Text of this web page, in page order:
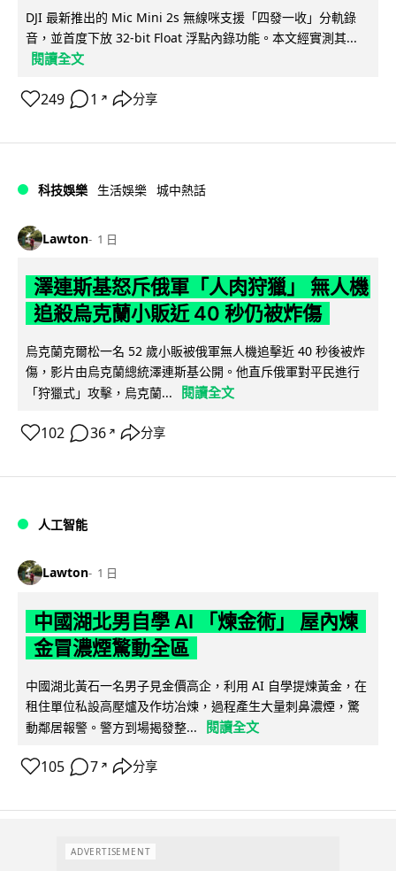
DJI 最新推出的 Mic Mini 2s 無線咪支援「四發一收」分軌錄
音，並首度下放 32-bit Float 浮點內錄功能。本文經實測其...
閱讀全文
249 1 ↗ 分享
科技娛樂 生活娛樂 城中熱話
Lawton 1 日
澤連斯基怒斥俄軍「人肉狩獵」 無人機
追殺烏克蘭小販近 40 秒仍被炸傷
烏克蘭克爾松一名 52 歲小販被俄軍無人機追擊近 40 秒後被炸
傷，影片由烏克蘭總統澤連斯基公開。他直斥俄軍對平民進行
「狩獵式」攻擊，烏克蘭...
閱讀全文
102 36 ↗ 分享
人工智能
Lawton 1 日
中國湖北男自學 AI 「煉金術」 屋內煉
金冒濃煙驚動全區
中國湖北黃石一名男子見金價高企，利用 AI 自學提煉黃金，在
租住單位私設高壓爐及作坊冶煉，過程產生大量刺鼻濃煙，驚
動鄰居報警。警方到場揭發整...
閱讀全文
105 7 ↗ 分享
ADVERTISEMENT